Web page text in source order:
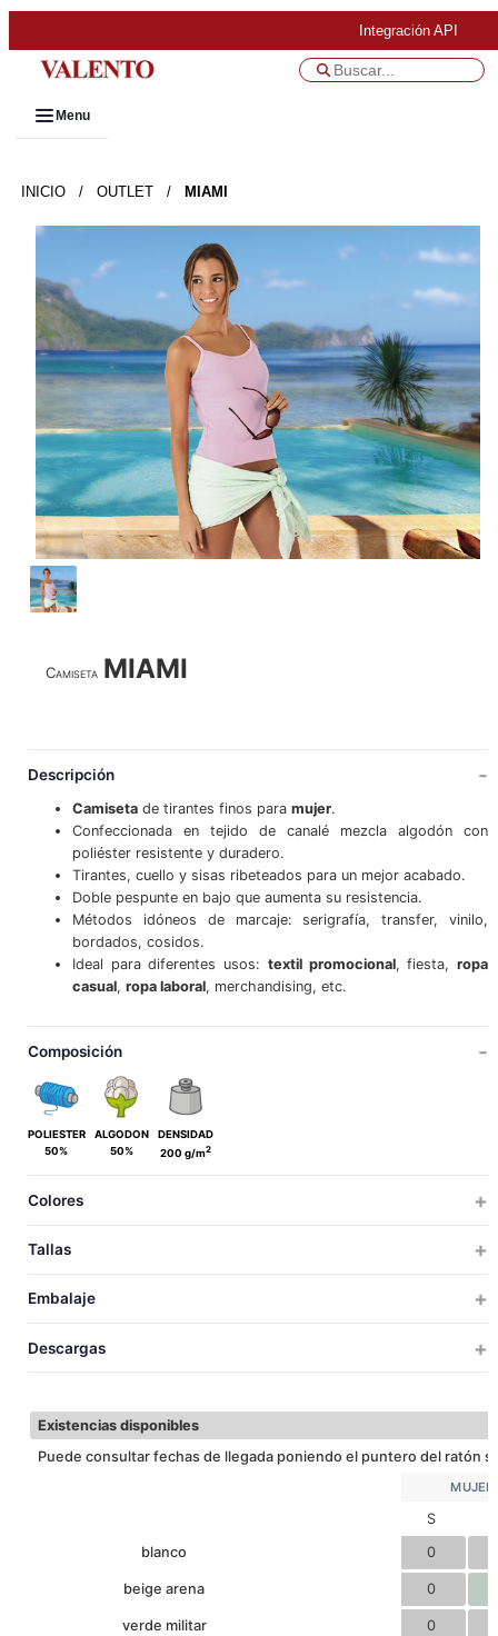
Integración API
Menu
INICIO / OUTLET / MIAMI
Camiseta MIAMI
Descripción
Camisetade tirantes finos para mujer.
Confeccionada en tejido de canalé mezcla algodón con
poliéster resistente y duradero.
Tirantes, cuello y sisas ribeteados para un mejor acabado.
Doble pespunte en bajo que aumenta su resistencia.
Métodos idóneos de marcaje: serigrafía, transfer, vinilo,
bordados, cosidos.
Ideal para diferentes usos: textil promocional, fiesta,ropa
casual, ropa laboral, merchandising, etc.
Composición
POLIESTER
50%
ALGODON
50%
DENSIDAD
200 g/m2
Colores
Tallas
TALLAS S M
CINTURA 32
Embalaje
Descargas
Existencias disponibles
Puede consultar fechas de llegada poniendo el puntero del ratón
MUJER
S
blanco
0
beige arena 0
verde militar 0